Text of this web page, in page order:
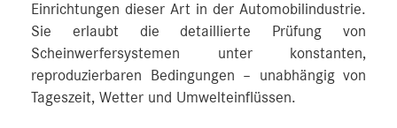
Einrichtungen dieser Art in der Automobilindustrie.
Sie erlaubt die detaillierte Prüfung von
Scheinwerfersystemen unter konstanten,
reproduzierbaren Bedingungen – unabhängig von
Tageszeit, Wetter und Umwelteinflüssen.